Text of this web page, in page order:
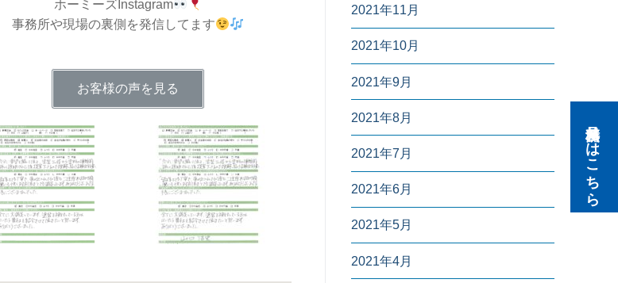
ホーミーズInstagram
事務所や現場の裏側を発信してます
お客様の声を見る
2021年11月
2021年10月
2021年9月
2021年8月
2021年7月
2021年6月
2021年5月
2021年4月
無料見積りはこちら